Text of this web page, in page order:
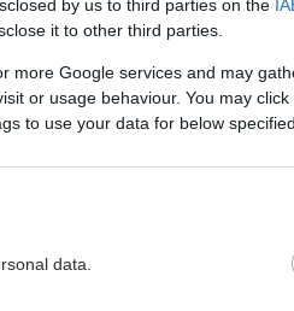
by us to third parties on the
it to other third parties.
more Google services and may
or usage behaviour. You may
to use your data for below
data.
της εφοδιαστικής
έγκαυμα